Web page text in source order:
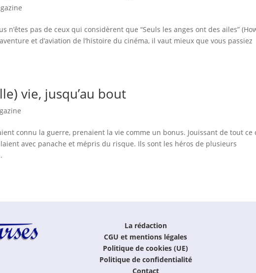
n’êtes pas de ceux qui considèrent que “Seuls les anges ont des ailes”
et d’aviation de l’histoire du cinéma, il vaut mieux que vous passiez
vie, jusqu’au bout
connu la guerre, prenaient la vie comme un bonus. Jouissant de tout ce
avec panache et mépris du risque. Ils sont les héros de plusieurs
La rédaction
CGU et mentions légales
Politique de cookies (UE)
Politique de confidentialité
Contact